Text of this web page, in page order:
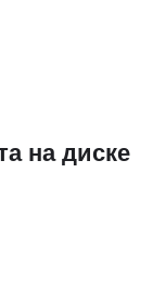
на диске